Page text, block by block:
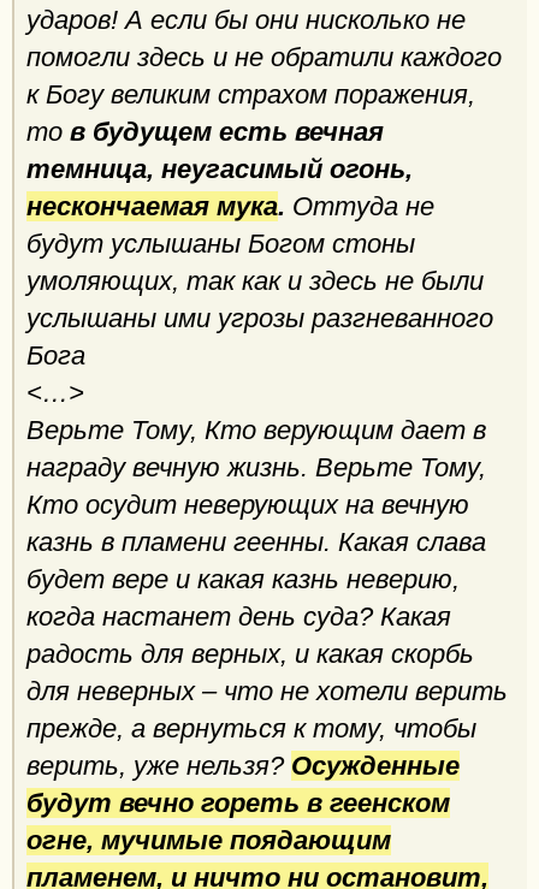
ударов! А если бы они нисколько не
помогли здесь и не обратили каждого
к Богу великим страхом поражения,
то в будущем есть вечная
темница, неугасимый огонь,
нескончаемая мука. Оттуда не
будут услышаны Богом стоны
умоляющих, так как и здесь не были
услышаны ими угрозы разгневанного
Бога
<…>
Верьте Тому, Кто верующим дает в
награду вечную жизнь. Верьте Тому,
Кто осудит неверующих на вечную
казнь в пламени геенны. Какая слава
будет вере и какая казнь неверию,
когда настанет день суда? Какая
радость для верных, и какая скорбь
для неверных – что не хотели верить
прежде, а вернуться к тому, чтобы
верить, уже нельзя? Осужденные
будут вечно гореть в геенском
огне, мучимые поядающим
пламенем, и ничто ни остановит,